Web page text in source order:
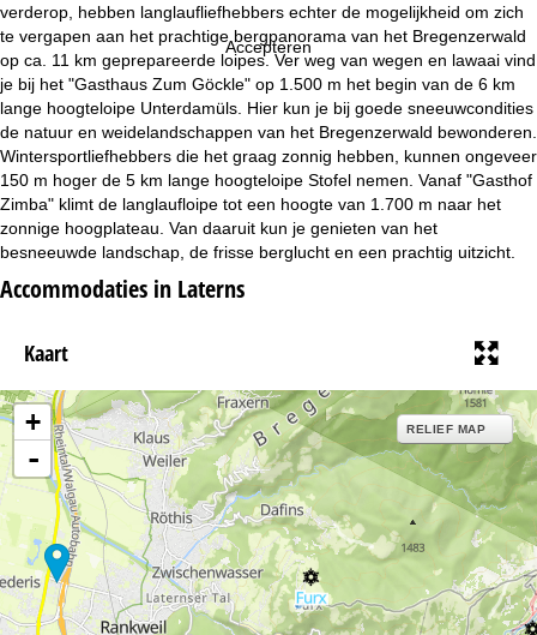
Accepteren
r
p
g
verderop, hebben langlaufliefhebbers echter de mogelijkheid om zich
te vergapen aan het prachtige bergpanorama van het Bregenzerwald
op ca. 11 km geprepareerde loipes. Ver weg van wegen en lawaai vind
je bij het "Gasthaus Zum Göckle" op 1.500 m het begin van de 6 km
lange hoogteloipe Unterdamüls. Hier kun je bij goede sneeuwcondities
de natuur en weidelandschappen van het Bregenzerwald bewonderen.
Wintersportliefhebbers die het graag zonnig hebben, kunnen ongeveer
150 m hoger de 5 km lange hoogteloipe Stofel nemen. Vanaf "Gasthof
Zimba" klimt de langlaufloipe tot een hoogte van 1.700 m naar het
zonnige hoogplateau. Van daaruit kun je genieten van het
besneeuwde landschap, de frisse berglucht en een prachtig uitzicht.
Accommodaties in Laterns
Kaart
+
-
RELIEF MAP